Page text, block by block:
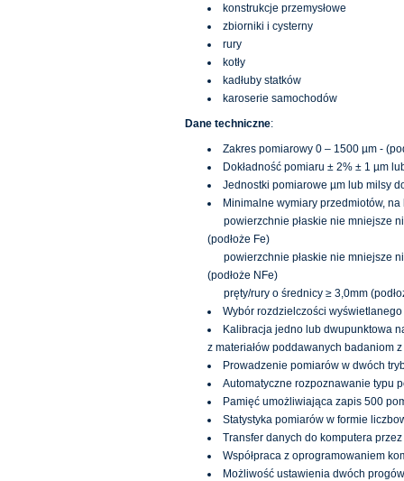
konstrukcje przemysłowe
zbiorniki i cysterny
rury
kotły
kadłuby statków
karoserie samochodów
Dane techniczne:
Zakres pomiarowy 0 – 1500 µm -
Dokładność pomiaru ± 2% ± 1 µm
Jednostki pomiarowe µm lub milsy
Minimalne wymiary przedmiotów,
powierzchnie płaskie nie mniejsze
(podłoże Fe)
powierzchnie płaskie nie mniejsze
(podłoże NFe)
pręty/rury o średnicy ≥ 3,0mm
Wybór rozdzielczości
Kalibracja jedno lub dwupunktowa
z materiałów poddawanych badaniom
Prowadzenie pomiarów w dwóch
Automatyczne rozpoznawanie typu
Pamięć umożliwiająca zapis 500
Statystyka pomiarów w formie
Transfer danych do komputera przez
Współpraca z oprogramowaniem
Możliwość ustawienia dwóch